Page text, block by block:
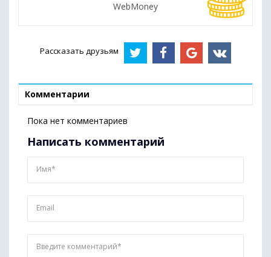
WebMoney
Рассказать друзьям
Комментарии
Пока нет комментариев
Написать комментарий
Имя*
Email
Введите комментарий*